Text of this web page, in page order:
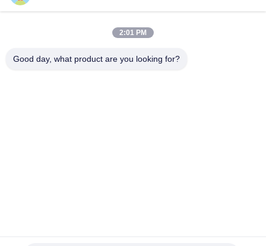
2:01 PM
Good day, what product are you looking for?